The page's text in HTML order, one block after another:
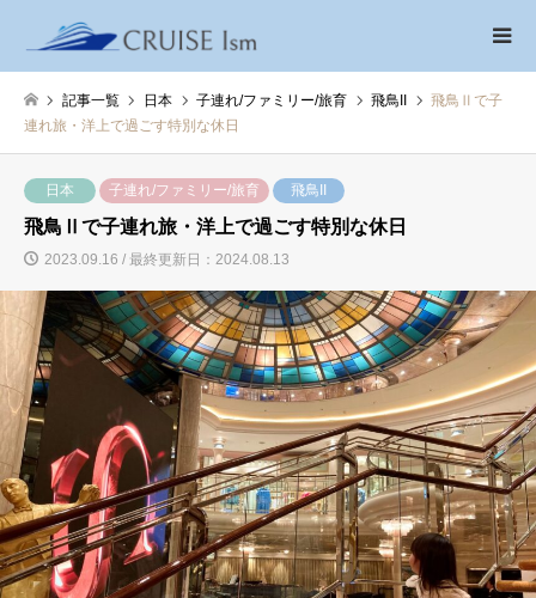
記事一覧 日本 子連れ/ファミリー/旅育 飛鳥II
飛鳥Ⅱで子
連れ旅・洋上で過ごす特別な休日
日本 子連れ/ファミリー/旅育 飛鳥II
飛鳥Ⅱで子連れ旅・洋上で過ごす特別な休日
2023.09.16 / 最終更新日：2024.08.13